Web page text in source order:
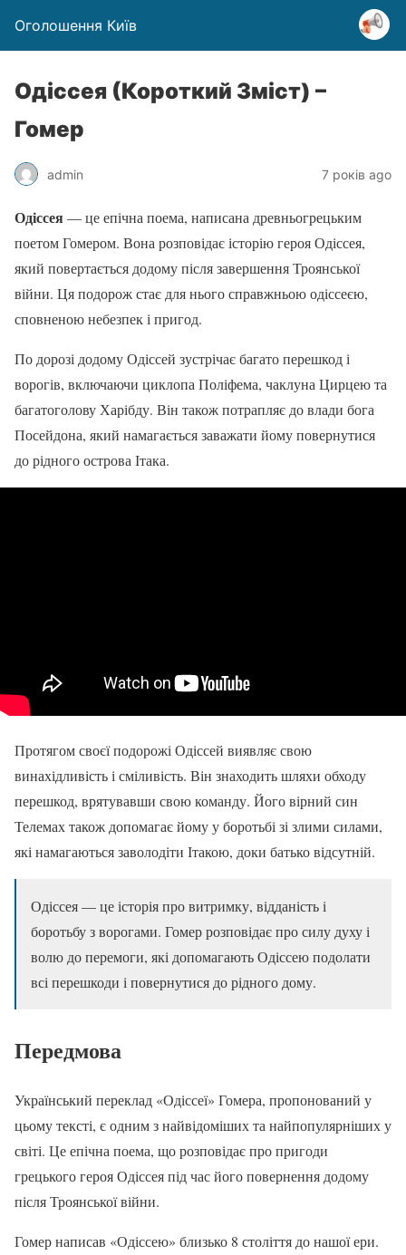
Оголошення Київ
Одіссея (Короткий Зміст) –
Гомер
admin 7 років ago
Одіссея— це епічна поема, написана древньогрецьким
поетом Гомером. Вона розповідає історію героя Одіссея,
який повертається додому після завершення Троянської
війни. Ця подорож стає для нього справжньою одіссеєю,
сповненою небезпек і пригод.
По дорозі додому Одіссей зустрічає багато перешкод і
ворогів, включаючи циклопа Поліфема, чаклуна Цирцею та
багатоголову Харібду. Він також потрапляє до влади бога
Посейдона, який намагається заважати йому повернутися
до рідного острова Ітака.
Протягом своєї подорожі Одіссей виявляє свою
винахідливість і сміливість. Він знаходить шляхи обходу
перешкод, врятувавши свою команду. Його вірний син
Телемах також допомагає йому у боротьбі зі злими силами,
які намагаються заволодіти Ітакою, доки батько відсутній.
Одіссея — це історія про витримку, відданість і
боротьбу з ворогами. Гомер розповідає про силу духу і
волю до перемоги, які допомагають Одіссею подолати
всі перешкоди і повернутися до рідного дому.
Передмова
Український переклад «Одіссеї» Гомера, пропонований у
цьому тексті, є одним з найвідоміших та найпопулярніших у
світі. Це епічна поема, що розповідає про пригоди
грецького героя Одіссея під час його повернення додому
після Троянської війни.
Гомер написав «Одіссею» близько 8 століття до нашої ери.